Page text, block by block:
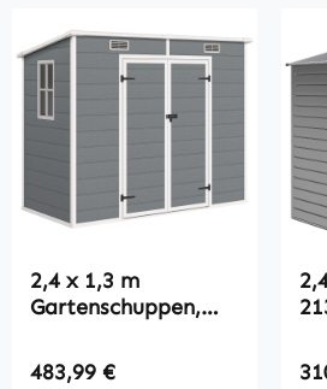
2,4 x 1,3 m
Gartenschuppen,
Gartenhaus mit
Regulärer Preis:
483,99 €